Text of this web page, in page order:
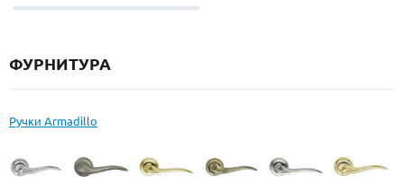
ФУРНИТУРА
Ручки Armadillo